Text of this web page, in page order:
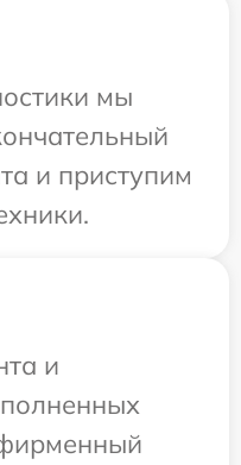
мы
и приступим
и